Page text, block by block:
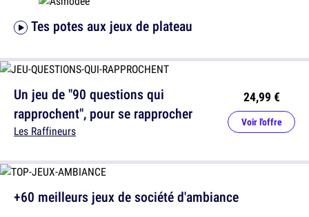
Tes potes aux jeux de plateau
+60 meilleurs jeux de société d'ambiance
Un jeu de "90 questions qui
rapprochent", pour se rapprocher
Les Raffineurs
24,99 €
Voir l'offre